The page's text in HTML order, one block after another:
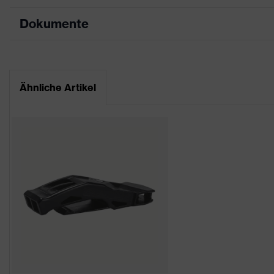
Produktart
Material Außenschale
uvex Technologie
Dokumente
Ähnliche Artikel